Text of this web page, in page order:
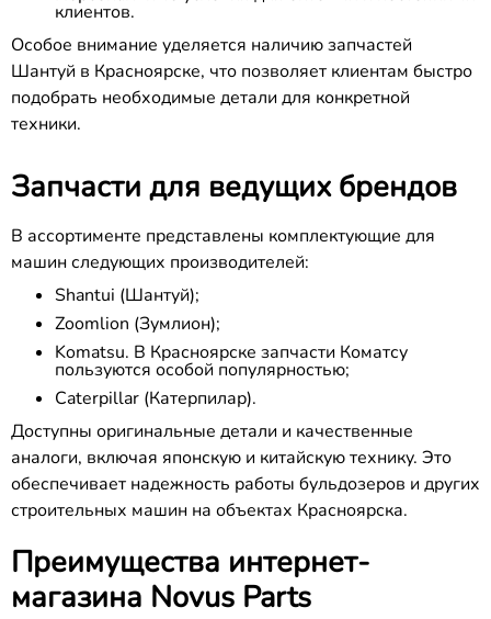
клиентов.
Особое внимание уделяется наличию запчастей
Шантуй в Красноярске, что позволяет клиентам быстро
подобрать необходимые детали для конкретной
техники.
Запчасти для ведущих брендов
В ассортименте представлены комплектующие для
машин следующих производителей:
Shantui (Шантуй);
Zoomlion (Зумлион);
Komatsu. В Красноярске запчасти Коматсу
пользуются особой популярностью;
Caterpillar (Катерпилар).
Доступны оригинальные детали и качественные
аналоги, включая японскую и китайскую технику. Это
обеспечивает надежность работы бульдозеров и других
строительных машин на объектах Красноярска.
Преимущества интернет-
магазина Novus Parts